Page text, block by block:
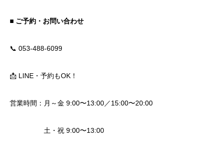
■ ご予約・お問い合わせ
📞 053-488-6099
📩 LINE・予約もOK！
営業時間：月～金 9:00〜13:00／15:00〜20:00
土・祝 9:00〜13:00